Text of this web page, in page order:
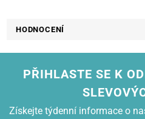
Pouzdro je perfektní
HODNOCENÍ
PŘIHLASTE SE K
Získejte týdenní informace o